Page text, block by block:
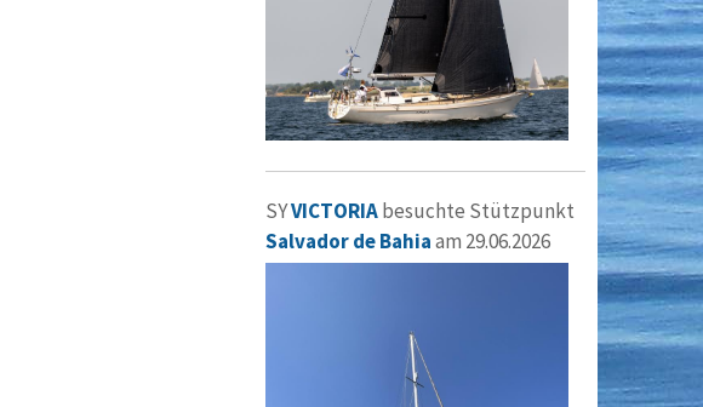
SYVICTORIAbesuchte Stützpunkt
Salvador de Bahiaam 29.06.2026